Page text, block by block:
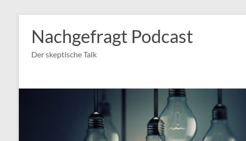
Nachgefragt Podcast
Der skeptische Talk